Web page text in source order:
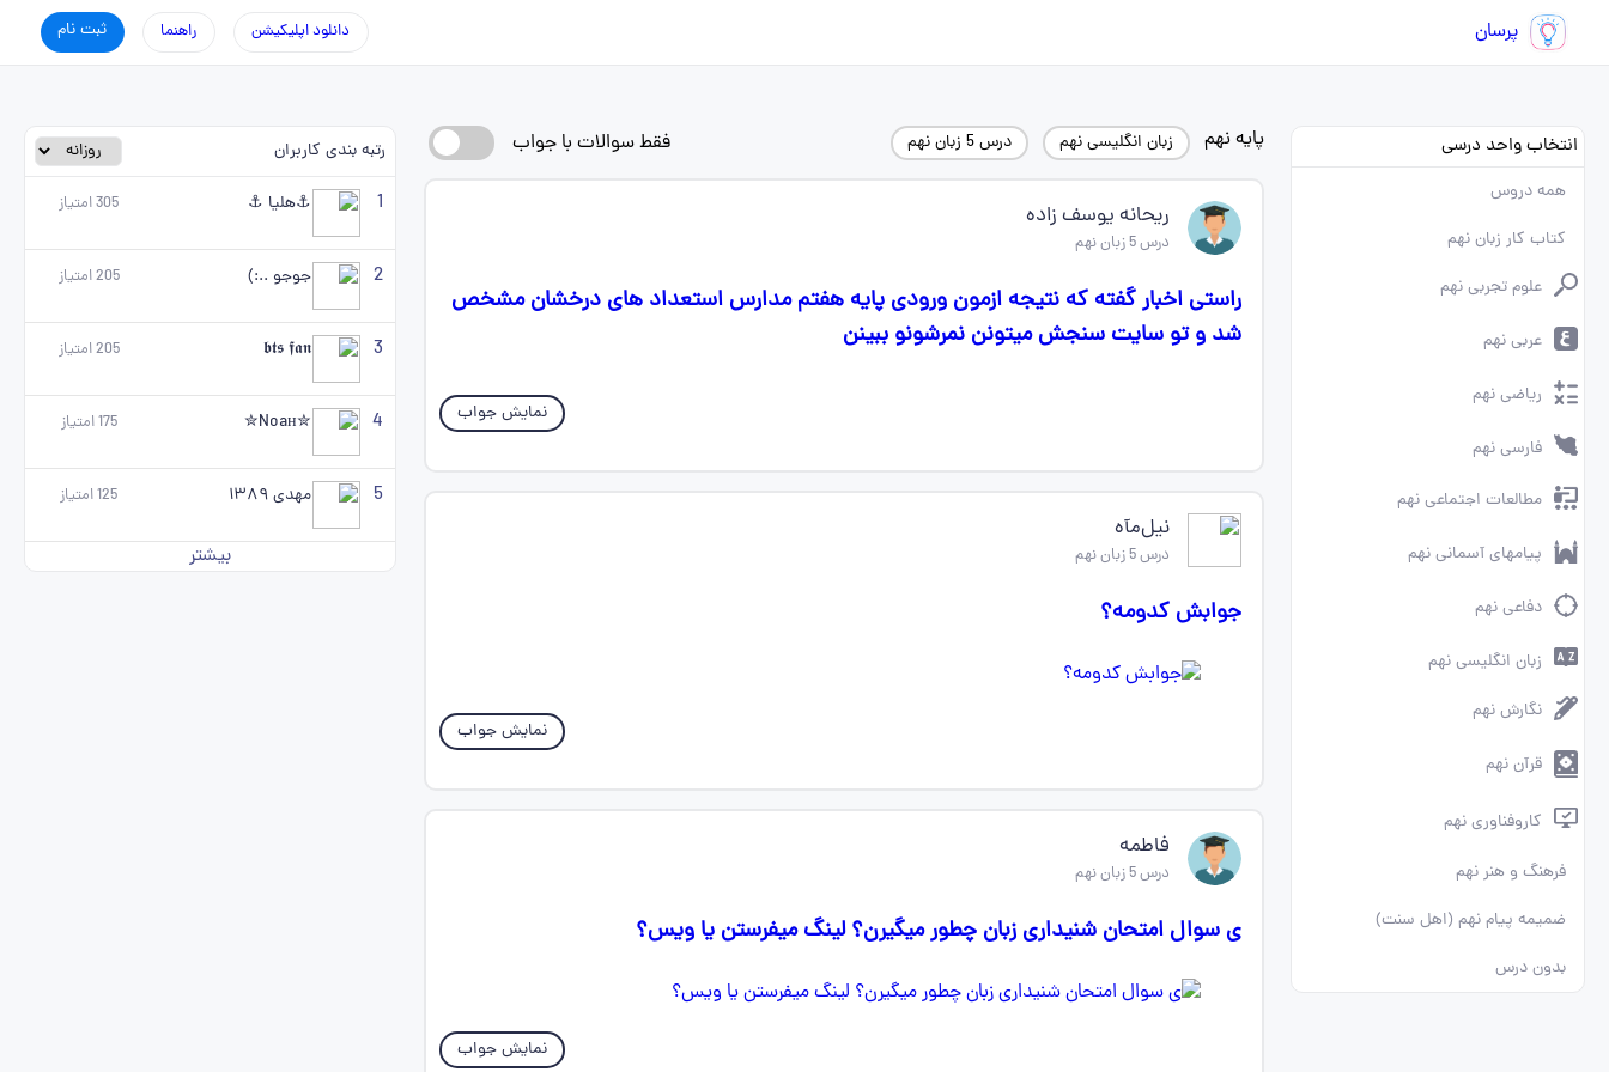
پرسان ثبت نام راهنما دانلود اپلیکیشن
انتخاب واحد درسی
همه دروس
کتاب کار زبان نهم
علوم تجربی نهم
عربی نهم
ریاضی نهم
فارسی نهم
مطالعات اجتماعی نهم
پیامهای آسمانی نهم
دفاعی نهم
زبان انگلیسی نهم
نگارش نهم
قرآن نهم
کاروفناوری نهم
فرهنگ و هنر نهم
ضمیمه پیام نهم (اهل سنت)
بدون درس
پایه نهم زبان انگلیسی نهم درس 5 زبان نهم فقط سوالات با جواب
ریحانه یوسف زاده
درس 5 زبان نهم
راستی اخبار گفته که نتیجه ازمون ورودی پایه هفتم مدارس استعداد های درخشان مشخص
شد و تو سایت سنجش میتونن نمرشونو ببینن
نمایش جواب
نیل‌مآه
درس 5 زبان نهم
جوابش کدومه؟
نمایش جواب
فاطمه
درس 5 زبان نهم
ی سوال امتحان شنیداری زبان چطور میگیرن؟ لینگ میفرستن یا ویس؟
نمایش جواب
رتبه بندی کاربران
1 ⚓هلیا ⚓ 305امتیاز
2 جوجو ..:) 205امتیاز
3
𝖇𝖙𝖘 𝖋𝖆𝖓
205امتیاز
4
✮Noaн✮
175امتیاز
5 مهدی ۱۳۸۹ 125امتیاز
بیشتر